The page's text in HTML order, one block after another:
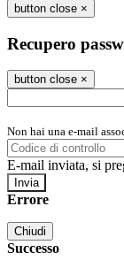
button close ×
Recupero
button close ×
Non hai una e-mail
E-mail inviata, si
Errore
Chiudi
Successo